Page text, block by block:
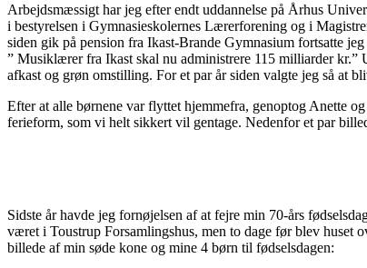
Arbejdsmæssigt har jeg efter endt uddannelse på Århus
i bestyrelsen i Gymnasieskolernes Lærerforening og i
siden gik på pension fra Ikast-Brande Gymnasium fortsatte
” Musiklærer fra Ikast skal nu administrere 115 milliarder kr.”
afkast og grøn omstilling. For et par år siden valgte jeg så at
Efter at alle børnene var flyttet hjemmefra, genoptog Anette
ferieform, som vi helt sikkert vil gentage. Nedenfor et par
Sidste år havde jeg fornøjelsen af at fejre min 70-års
været i Toustrup Forsamlingshus, men to dage før blev huset
billede af min søde kone og mine 4 børn til fødselsdagen: